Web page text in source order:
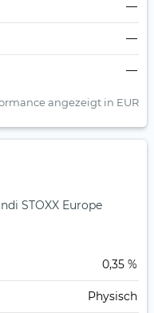
—
—
—
angezeigt in EUR
STOXX Europe
0,35 %
Physisch